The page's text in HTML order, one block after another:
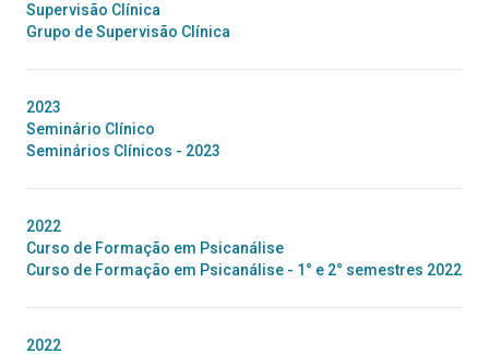
Supervisão Clínica
Grupo de Supervisão Clínica
2023
Seminário Clínico
Seminários Clínicos - 2023
2022
Curso de Formação em Psicanálise
Curso de Formação em Psicanálise - 1° e 2° semestres 2022
2022